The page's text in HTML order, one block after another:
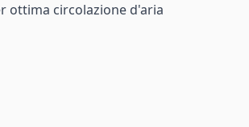
ottima circolazione d'aria